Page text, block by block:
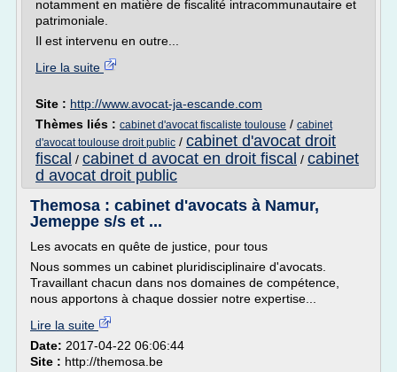
notamment en matière de fiscalité intracommunautaire et
patrimoniale.
Il est intervenu en outre...
Lire la suite
Site : http://www.avocat-ja-escande.com
Thèmes liés : cabinet d'avocat fiscaliste toulouse / cabinet
d'avocat toulouse droit public / cabinet d'avocat droit
fiscal / cabinet d avocat en droit fiscal / cabinet
d avocat droit public
Themosa : cabinet d'avocats à Namur,
Jemeppe s/s et ...
Les avocats en quête de justice, pour tous
Nous sommes un cabinet pluridisciplinaire d'avocats.
Travaillant chacun dans nos domaines de compétence,
nous apportons à chaque dossier notre expertise...
Lire la suite
Date: 2017-04-22 06:06:44
Site : http://themosa.be